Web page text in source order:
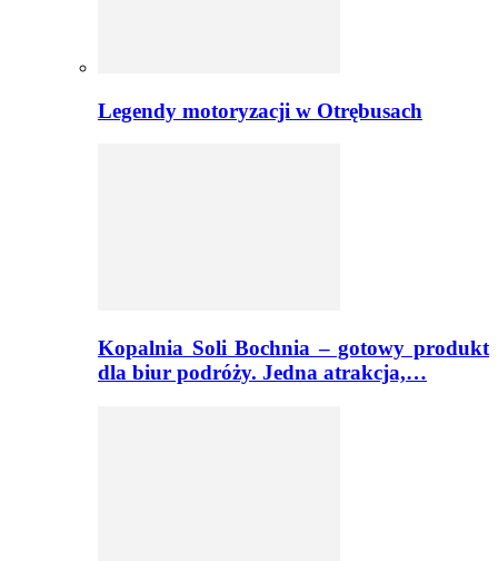
Legendy motoryzacji w Otrębusach
Kopalnia Soli Bochnia – gotowy produkt
dla biur podróży. Jedna atrakcja,…